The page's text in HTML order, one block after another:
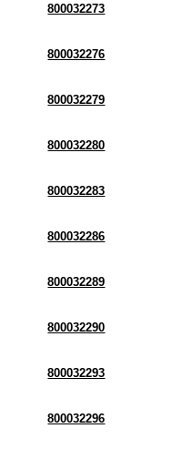
800032273
800032276
800032279
800032280
800032283
800032286
800032289
800032290
800032293
800032296